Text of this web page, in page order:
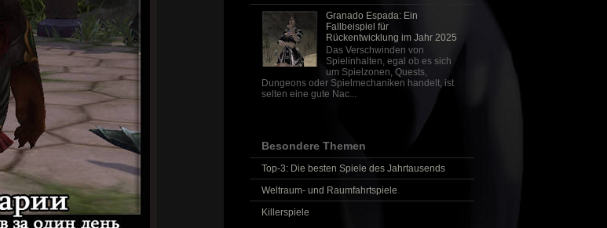
Granado Espada: Ein
Fallbeispiel für
Rückentwicklung im Jahr 2025
Das Verschwinden von
Spielinhalten, egal ob es sich
um Spielzonen, Quests,
Dungeons oder Spielmechaniken handelt, ist
selten eine gute Nac...
Besondere Themen
Top-3: Die besten Spiele des Jahrtausends
Weltraum- und Raumfahrtspiele
Killerspiele